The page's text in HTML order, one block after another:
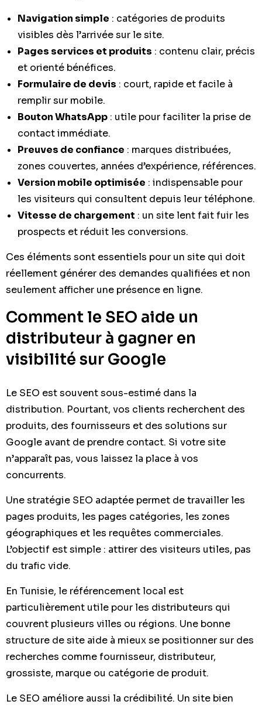
Navigation simple : catégories de produits
visibles dès l’arrivée sur le site.
Pages services et produits : contenu clair, précis
et orienté bénéfices.
Formulaire de devis : court, rapide et facile à
remplir sur mobile.
Bouton WhatsApp : utile pour faciliter la prise de
contact immédiate.
Preuves de confiance : marques distribuées,
zones couvertes, années d’expérience, références.
Version mobile optimisée : indispensable pour
les visiteurs qui consultent depuis leur téléphone.
Vitesse de chargement : un site lent fait fuir les
prospects et réduit les conversions.
Ces éléments sont essentiels pour un site qui doit
réellement générer des demandes qualifiées et non
seulement afficher une présence en ligne.
Comment le SEO aide un
distributeur à gagner en
visibilité sur Google
Le SEO est souvent sous-estimé dans la
distribution. Pourtant, vos clients recherchent des
produits, des fournisseurs et des solutions sur
Google avant de prendre contact. Si votre site
n’apparaît pas, vous laissez la place à vos
concurrents.
Une stratégie SEO adaptée permet de travailler les
pages produits, les pages catégories, les zones
géographiques et les requêtes commerciales.
L’objectif est simple : attirer des visiteurs utiles, pas
du trafic vide.
En Tunisie, le référencement local est
particulièrement utile pour les distributeurs qui
couvrent plusieurs villes ou régions. Une bonne
structure de site aide à mieux se positionner sur des
recherches comme fournisseur, distributeur,
grossiste, marque ou catégorie de produit.
Le SEO améliore aussi la crédibilité. Un site bien